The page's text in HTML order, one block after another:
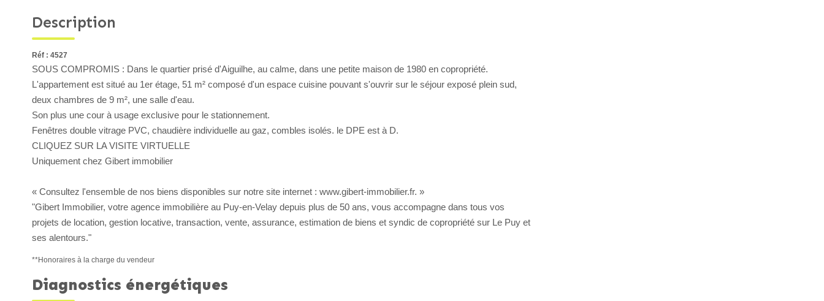
Description
Réf : 4527
SOUS COMPROMIS : Dans le quartier prisé d'Aiguilhe, au calme, dans une petite maison de 1980 en copropriété.
L'appartement est situé au 1er étage, 51 m² composé d'un espace cuisine pouvant s'ouvrir sur le séjour exposé plein sud,
deux chambres de 9 m², une salle d'eau.
Son plus une cour à usage exclusive pour le stationnement.
Fenêtres double vitrage PVC, chaudière individuelle au gaz, combles isolés. le DPE est à D.
CLIQUEZ SUR LA VISITE VIRTUELLE
Uniquement chez Gibert immobilier
« Consultez l'ensemble de nos biens disponibles sur notre site internet : www.gibert-immobilier.fr. »
"Gibert Immobilier, votre agence immobilière au Puy-en-Velay depuis plus de 50 ans, vous accompagne dans tous vos
projets de location, gestion locative, transaction, vente, assurance, estimation de biens et syndic de copropriété sur Le Puy et
ses alentours."
**Honoraires à la charge du vendeur
Diagnostics énergétiques